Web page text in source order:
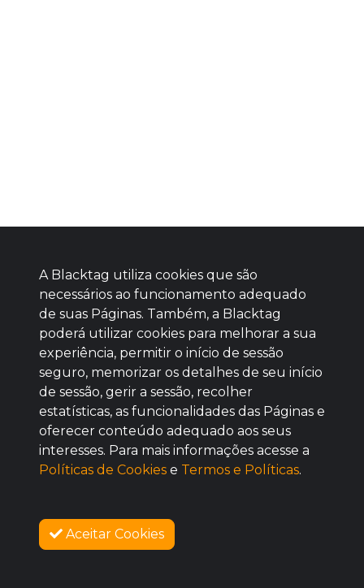
Baixe agora nosso app
SOBRE NÓS
A Blacktag utiliza cookies que são
necessários ao funcionamento adequado
de suas Páginas. Também, a Blacktag
poderá utilizar cookies para melhorar a sua
experiência, permitir o início de sessão
seguro, memorizar os detalhes de seu início
de sessão, gerir a sessão, recolher
estatísticas, as funcionalidades das Páginas e
oferecer conteúdo adequado aos seus
interesses. Para mais informações acesse a
Políticas de Cookies e Termos e Políticas.
Aceitar Cookies